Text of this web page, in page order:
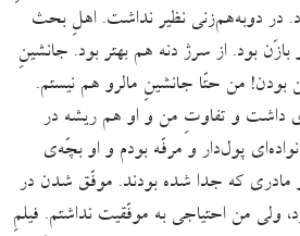
در دوبه‌هم‌زنی نظیر نداشت. اهلِ بحث
بازَن بود. از سرژ دنه هم بهتر بود. جانشینِ
بودن! من حتّا جانشینِ مالرو هم نیستم.
داشت و تفاوتِ من و او هم ریشه در
پول‌دار و مرفّه بودم و او بچّه‌ی
و مادری که جدا شده بودند. موفّق‌ شدن در
ولی من احتیاجی به موفّقیت نداشتم. فیلمِ